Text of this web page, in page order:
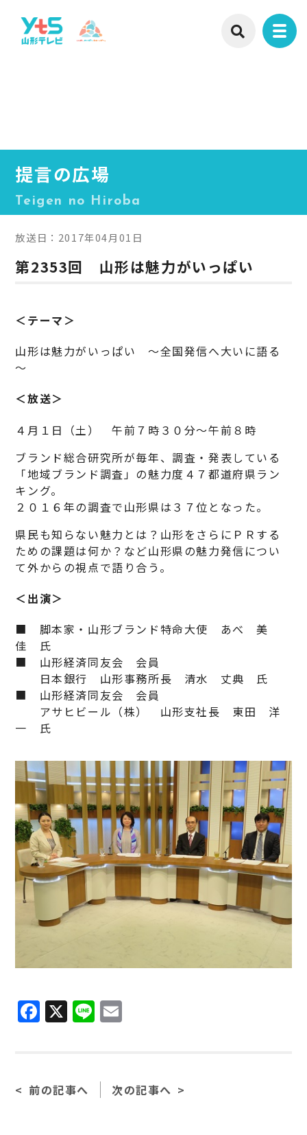
提言の広場
Teigen no Hiroba
放送日：2017年04月01日
第2353回 山形は魅力がいっぱい
＜テーマ＞
山形は魅力がいっぱい ～全国発信へ大いに語る
～
＜放送＞
４月１日（土） 午前７時３０分～午前８時
ブランド総合研究所が毎年、調査・発表している
「地域ブランド調査」の魅力度４７都道府県ラン
キング。
２０１６年の調査で山形県は３７位となった。
県民も知らない魅力とは？山形をさらにＰＲする
ための課題は何か？など山形県の魅力発信につい
て外からの視点で語り合う。
＜出演＞
■ 脚本家・山形ブランド特命大使 あべ 美
佳 氏
■ 山形経済同友会 会員
日本銀行 山形事務所長 清水 丈典 氏
■ 山形経済同友会 会員
アサヒビール（株） 山形支社長 東田 洋
一 氏
Facebook
X Line
前の記事へ 次の記事へ